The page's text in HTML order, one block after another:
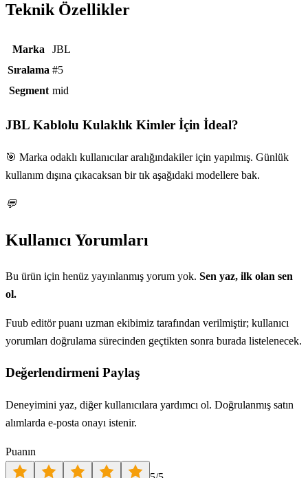
Teknik Özellikler
Teknik özellikler
Marka
JBL
Sıralama #5
Segment mid
JBL Kablolu Kulaklık Kimler İçin İdeal?
🎯 Marka odaklı kullanıcılar aralığındakiler için yapılmış. Günlük
kullanım dışına çıkacaksan bir tık aşağıdaki modellere bak.
💬
Kullanıcı Yorumları
Bu ürün için henüz yayınlanmış yorum yok. Sen yaz, ilk olan sen
ol.
Fuub editör puanı uzman ekibimiz tarafından verilmiştir; kullanıcı
yorumları doğrulama sürecinden geçtikten sonra burada listelenecek.
Değerlendirmeni Paylaş
Deneyimini yaz, diğer kullanıcılara yardımcı ol. Doğrulanmış satın
alımlarda e-posta onayı istenir.
Puanın